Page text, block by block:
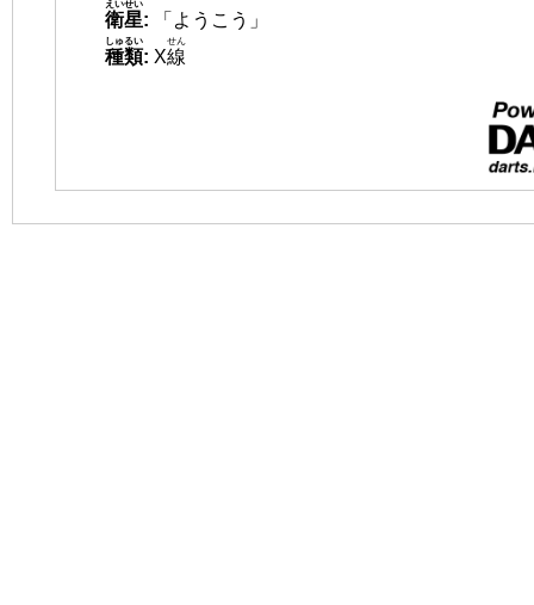
衛星
えいせい
:
「ようこう」
種類
しゅるい
: X線
せん